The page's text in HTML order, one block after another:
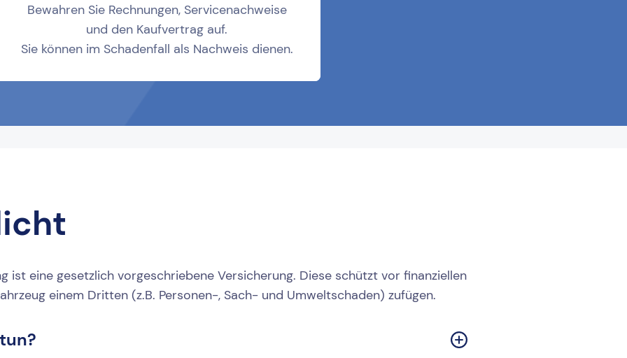
Bewahren Sie Rechnungen, Servicenachweise
und den Kaufvertrag auf.
Sie können im Schadenfall als Nachweis dienen.
ist eine gesetzlich vorgeschriebene Versicherung. Diese schützt vor finanziellen
einem Dritten (z.B. Personen-, Sach- und Umweltschaden) zufügen.